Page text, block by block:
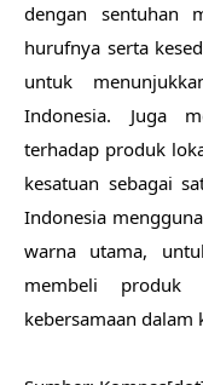
dengan sentuhan
hurufnya serta
untuk
Indonesia. Juga
terhadap produk
kesatuan sebagai
Indonesia
warna utama,
membeli produk
kebersamaan dalam